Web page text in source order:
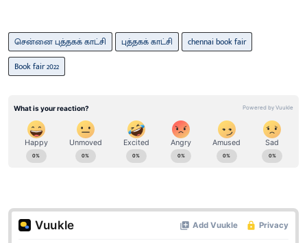
சென்னை புத்தகக் காட்சி புத்தகக் காட்சி
chennai book fair
Book fair 2022